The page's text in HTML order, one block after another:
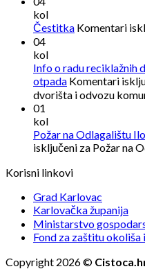
kol
Čestitka Komentari
04
kol
Info o radu reciklažnih
otpada Komentari
dvorišta i odvozu
01
kol
Požar na Odlagalištu
isključeni za Požar na
Korisni linkovi
Grad Karlovac
Karlovačka županija
Ministarstvo
Fond za zaštitu
Copyright 2026 ©